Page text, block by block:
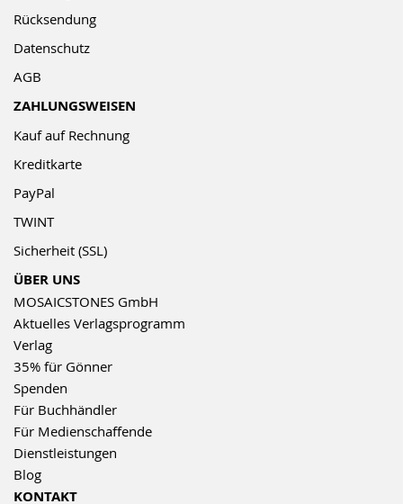
Rücksendung
Datenschutz
AGB
ZAHLUNGSWEISEN
Kauf auf Rechnung
Kreditkarte
PayPal
TWINT
Sicherheit (SSL)
ÜBER UNS
MOSAICSTONES GmbH
Aktuelles Verlagsprogramm
Verlag
35% für Gönner
Spenden
Für Buchhändler
Für Medienschaffende
Dienstleistungen
Blog
KONTAKT